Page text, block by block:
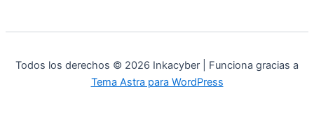
Todos los derechos © 2026 Inkacyber | Funciona gracias a
Tema Astra para WordPress